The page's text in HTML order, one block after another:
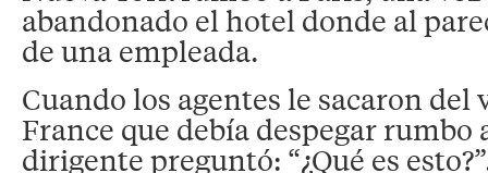
abandonado el hotel donde al
de una empleada.
Cuando los agentes le sacaron del
France que debía despegar rumbo
dirigente preguntó: “¿Qué es